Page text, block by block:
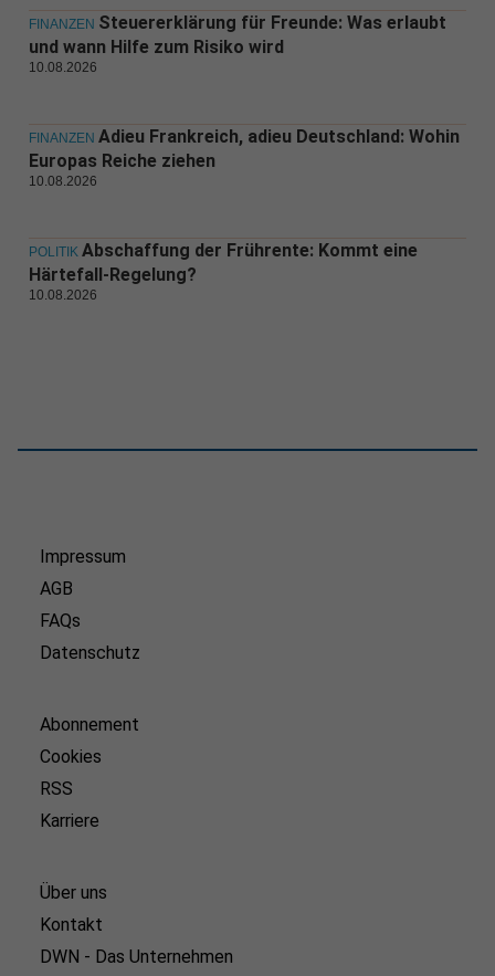
FINANZEN Steuererklärung für Freunde: Was erlaubt
und wann Hilfe zum Risiko wird
10.08.2026
FINANZEN Adieu Frankreich, adieu Deutschland: Wohin
Europas Reiche ziehen
10.08.2026
POLITIK Abschaffung der Frührente: Kommt eine
Härtefall-Regelung?
10.08.2026
Impressum
AGB
FAQs
Datenschutz
Abonnement
Cookies
RSS
Karriere
Über uns
Kontakt
DWN - Das Unternehmen